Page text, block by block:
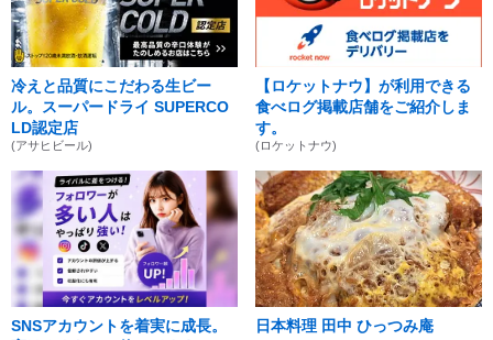
冷えと品質にこだわる生ビー
ル。スーパードライ SUPERCO
LD認定店
(アサヒビール)
【ロケットナウ】が利用できる
食べログ掲載店舗をご紹介しま
す。
(ロケットナウ)
SNSアカウントを着実に成長。
日本料理 田中 ひっつみ庵